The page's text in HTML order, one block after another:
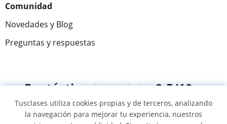
Comunidad
Novedades y Blog
Preguntas y respuestas
Fantástica★★★★★ 9,5/10
305883 opiniones de alumnos
Tusclases utiliza cookies propias y de terceros, analizando
la navegación para mejorar tu experiencia, nuestros